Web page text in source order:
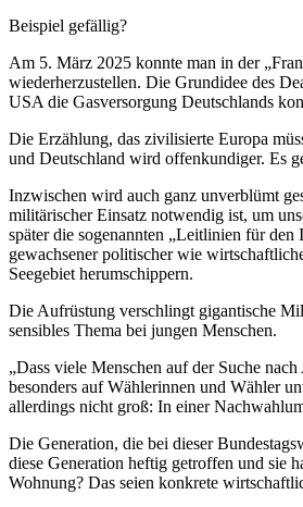
Beispiel gefällig?
Am 5. März 2025 konnte man in der
wiederherzustellen. Die Grundidee des
USA die Gasversorgung Deutschlands
Die Erzählung, das zivilisierte Europa
und Deutschland wird offenkundiger. Es
Inzwischen wird auch ganz unverblümt
militärischer Einsatz notwendig ist, um
später die sogenannten „Leitlinien für
gewachsener politischer wie
Seegebiet herumschippern.
Die Aufrüstung verschlingt gigantische
sensibles Thema bei jungen Menschen.
„Dass viele Menschen auf der Suche
besonders auf Wählerinnen und Wähler
allerdings nicht groß: In einer
Die Generation, die bei dieser
diese Generation heftig getroffen und sie
Wohnung? Das seien konkrete